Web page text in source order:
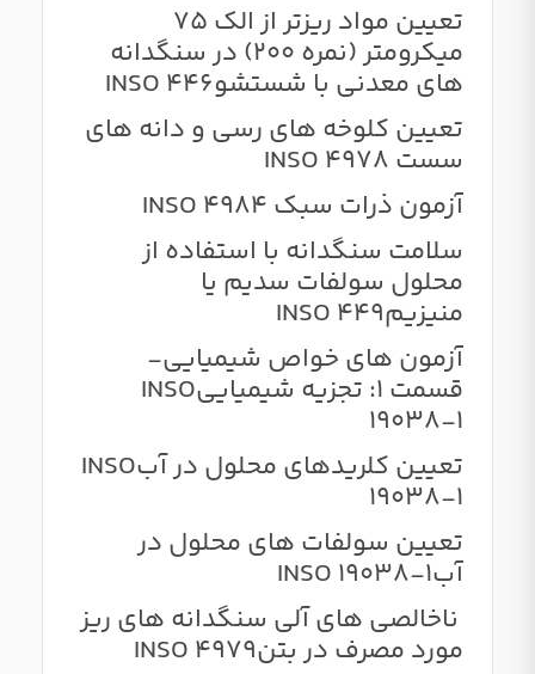
تعیین مواد ریزتر از الک 75
میکرومتر (نمره 200) در سنگدانه
های معدنی با شستشوINSO 446
تعیین کلوخه های رسی و دانه های
سست INSO 4978
آزمون ذرات سبک INSO 4984
سلامت سنگدانه با استفاده از
محلول سولفات سدیم یا
منیزیمINSO 449
آزمون های خواص شیمیایی-
قسمت 1: تجزیه شیمیاییINSO
19038-1
تعیین کلریدهای محلول در آبINSO
19038-1
تعیین سولفات های محلول در
آبINSO 19038-1
ناخالصی های آلی سنگدانه های ریز
مورد مصرف در بتنINSO 4979